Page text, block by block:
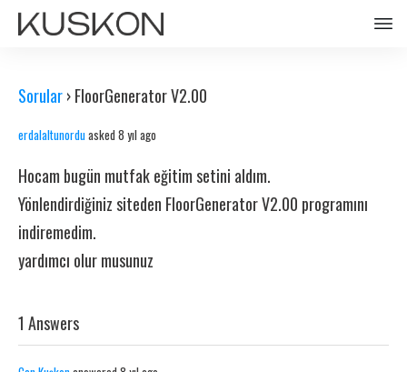
Sorular›FloorGenerator V2.00
erdalaltunorduasked 8 yıl ago
Hocam bugün mutfak eğitim setini aldım.
Yönlendirdiğiniz siteden FloorGenerator V2.00 programını
indiremedim.
yardımcı olur musunuz
1 Answers